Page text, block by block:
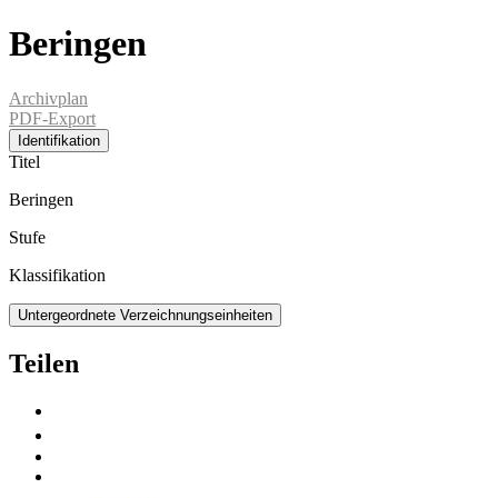
Beringen
Archivplan
PDF-Export
Identifikation
Titel
Beringen
Stufe
Klassifikation
Untergeordnete Verzeichnungseinheiten
Teilen